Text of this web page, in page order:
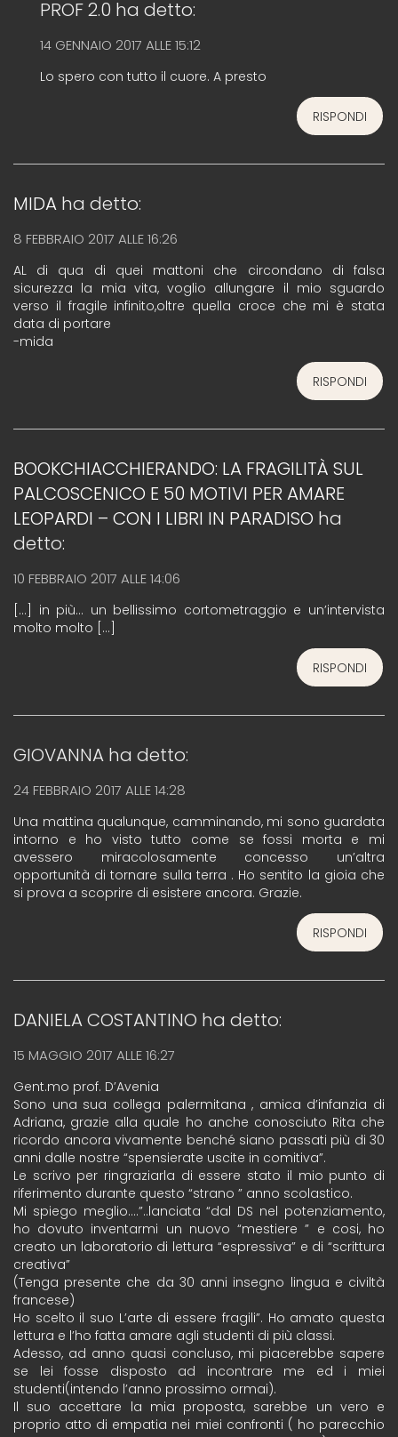
PROF 2.0 ha detto:
14 GENNAIO 2017 ALLE 15:12
Lo spero con tutto il cuore. A presto
RISPONDI
MIDA ha detto:
8 FEBBRAIO 2017 ALLE 16:26
AL di qua di quei mattoni che circondano di falsa
sicurezza la mia vita, voglio allungare il mio sguardo
verso il fragile infinito,oltre quella croce che mi è stata
data di portare
-mida
RISPONDI
BOOKCHIACCHIERANDO: LA FRAGILITÀ SUL
PALCOSCENICO E 50 MOTIVI PER AMARE
LEOPARDI – CON I LIBRI IN PARADISO ha
detto:
10 FEBBRAIO 2017 ALLE 14:06
[…] in più… un bellissimo cortometraggio e un’intervista
molto molto […]
RISPONDI
GIOVANNA ha detto:
24 FEBBRAIO 2017 ALLE 14:28
Una mattina qualunque, camminando, mi sono guardata
intorno e ho visto tutto come se fossi morta e mi
avessero miracolosamente concesso un’altra
opportunità di tornare sulla terra . Ho sentito la gioia che
si prova a scoprire di esistere ancora. Grazie.
RISPONDI
DANIELA COSTANTINO ha detto:
15 MAGGIO 2017 ALLE 16:27
Gent.mo prof. D’Avenia
Sono una sua collega palermitana , amica d’infanzia di
Adriana, grazie alla quale ho anche conosciuto Rita che
ricordo ancora vivamente benché siano passati più di 30
anni dalle nostre “spensierate uscite in comitiva”.
Le scrivo per ringraziarla di essere stato il mio punto di
riferimento durante questo “strano ” anno scolastico.
Mi spiego meglio….”..lanciata “dal DS nel potenziamento,
ho dovuto inventarmi un nuovo “mestiere ” e cosi, ho
creato un laboratorio di lettura “espressiva” e di “scrittura
creativa”
(Tenga presente che da 30 anni insegno lingua e civiltà
francese)
Ho scelto il suo L’arte di essere fragili”. Ho amato questa
lettura e l’ho fatta amare agli studenti di più classi.
Adesso, ad anno quasi concluso, mi piacerebbe sapere
se lei fosse disposto ad incontrare me ed i miei
studenti(intendo l’anno prossimo ormai).
Il suo accettare la mia proposta, sarebbe un vero e
proprio atto di empatia nei miei confronti ( ho parecchio